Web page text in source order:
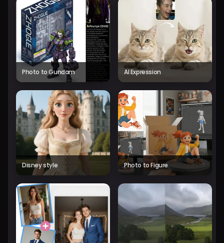
Photo to Gundam AI Expression
Disney style Photo to Figure